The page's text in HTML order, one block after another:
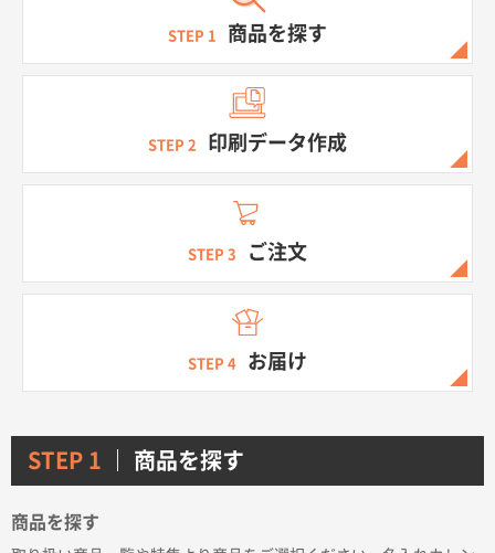
初めての方へ
STEP 1 商品を探す
STEP 2 印刷データ作成
STEP 3 ご注文
STEP 4 お届け
STEP 1 商品を探す
商品を探す